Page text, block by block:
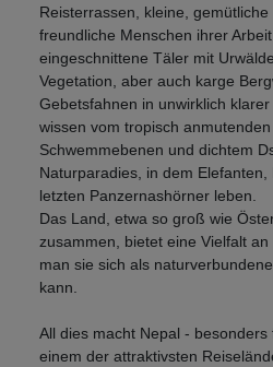
Reisterrassen, kleine,
freundliche Menschen ihrer
eingeschnittene Täler mit
Vegetation, aber auch karge
Gebetsfahnen in unwirklich
wissen vom tropisch
Schwemmebenen und dichtem
Naturparadies, in dem
letzten Panzernashörner leben.
Das Land, etwa so groß wie
zusammen, bietet eine Vielfalt
man sie sich als
kann.
All dies macht Nepal -
einem der attraktivsten